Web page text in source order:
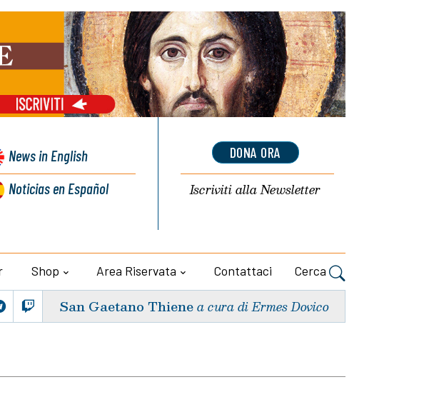
Newsin English
Noticiasen Español
DONA ORA
Iscriviti allaNewsletter
Shop Area Riservata Contattaci Cerca
San Gaetano Thiene a cura di Ermes Dovico